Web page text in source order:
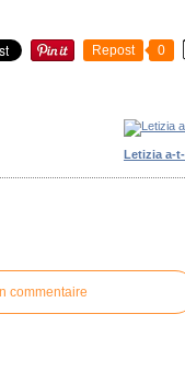
Repost 0
Letizia a-
commentaire